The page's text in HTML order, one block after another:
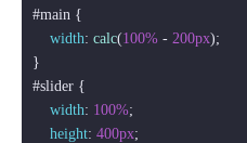
#main {
width: calc(100% - 200px);
#slider {
width: 100%;
height: 400px;